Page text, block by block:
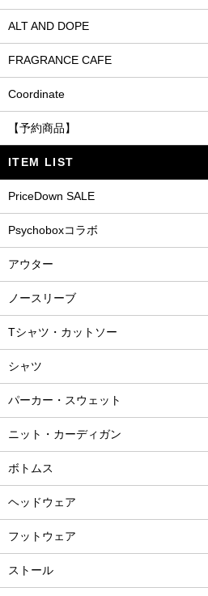
ALT AND DOPE
FRAGRANCE CAFE
Coordinate
【予約商品】
ITEM LIST
PriceDown SALE
Psychoboxコラボ
アウター
ノースリーブ
Tシャツ・カットソー
シャツ
パーカー・スウェット
ニット・カーディガン
ボトムス
ヘッドウェア
フットウェア
ストール